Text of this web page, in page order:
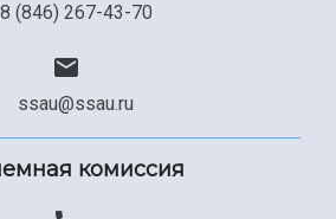
8 (846) 267-43-70
ssau@ssau.ru
комиссия